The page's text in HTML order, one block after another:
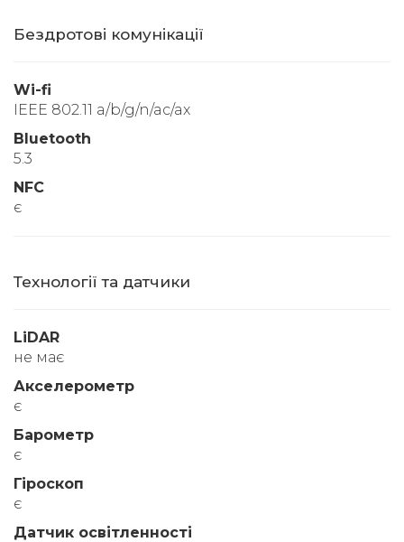
Бездротові комунікації
Wi-fi
IEEE 802.11 a/b/g/n/ac/ax
Bluetooth
5.3
NFC
є
Технології та датчики
LiDAR
не має
Акселерометр
є
Барометр
є
Гіроскоп
є
Датчик освітленності